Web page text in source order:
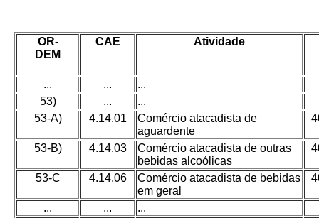
OR-
DEM
CAE Atividade
... ...
...
53)
...
...
53-A)
4.14.01
Comércio atacadista de
aguardente
53-B) 4.14.03
Comércio atacadista de outras
bebidas alcoólicas
53-C 4.14.06
Comércio atacadista de bebidas
em geral
... ...
...